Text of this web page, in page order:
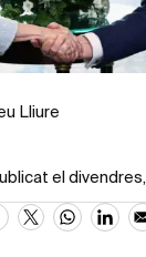
Lliure
el